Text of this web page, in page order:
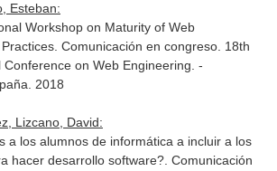
Esteban:
Workshop on Maturity of Web
Comunicación en congreso. 18th
Conference on Web Engineering. -
2018
Lizcano, David:
a los alumnos de informática a incluir a los
hacer desarrollo software?. Comunicación